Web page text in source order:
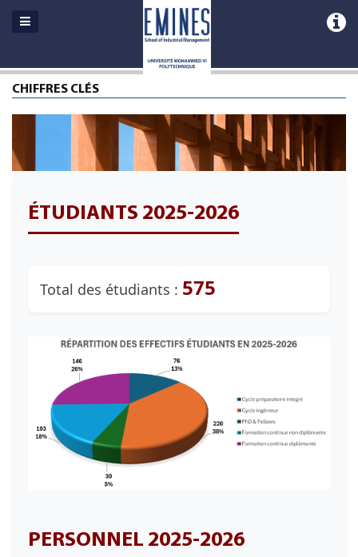
CHIFFRES CLÉS
ÉTUDIANTS 2025-2026
Total des étudiants : 575
PERSONNEL 2025-2026